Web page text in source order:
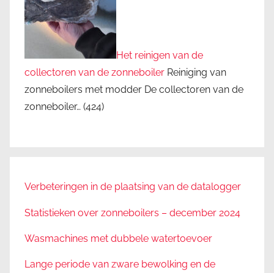
Het reinigen van de
collectoren van de zonneboiler Reiniging van
zonneboilers met modder De collectoren van de
zonneboiler… (424)
Verbeteringen in de plaatsing van de datalogger
Statistieken over zonneboilers – december 2024
Wasmachines met dubbele watertoevoer
Lange periode van zware bewolking en de